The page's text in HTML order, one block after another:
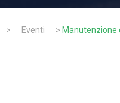
> Eventi > Manutenzione